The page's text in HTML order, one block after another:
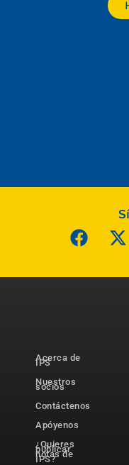
Acerca de
IPS
Nuestros
socios
Contáctenos
Apóyenos
¿Quieres
publicar
notas de
IPS?